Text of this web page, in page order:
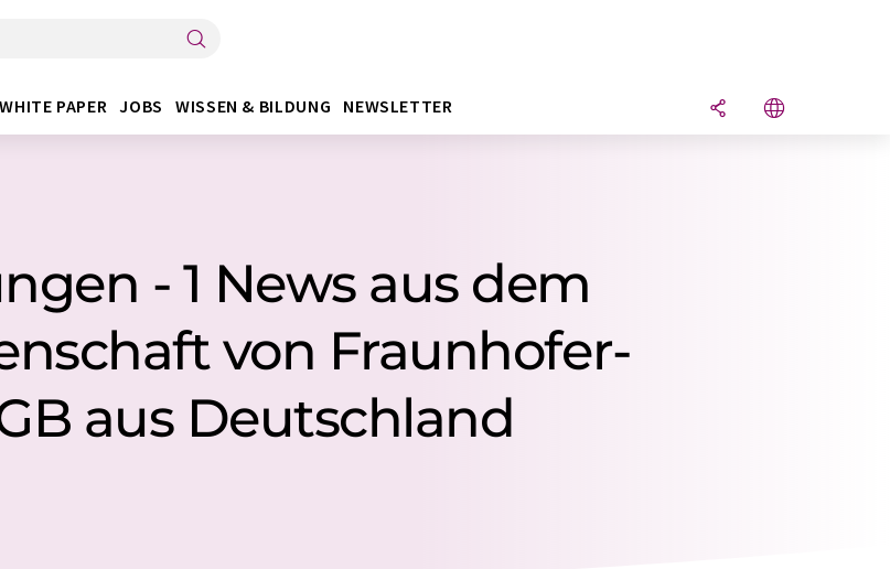
WHITE PAPER JOBS WISSEN & BILDUNG NEWSLETTER
- 1 News aus dem
von Fraunhofer-
aus Deutschland